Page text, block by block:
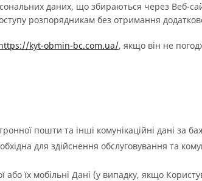
даних, що збираються через Веб-
розпорядникам без отримання
kyt-obmin-bc.com.ua/, якщо він не
пошти та інші комунікаційні дані за
для здійснення обслуговування та
їх мобільні Дані (у випадку, якщо